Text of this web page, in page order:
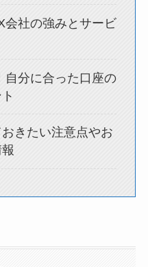
会社の強みとサービ
自分に合った口座の
きたい注意点やお